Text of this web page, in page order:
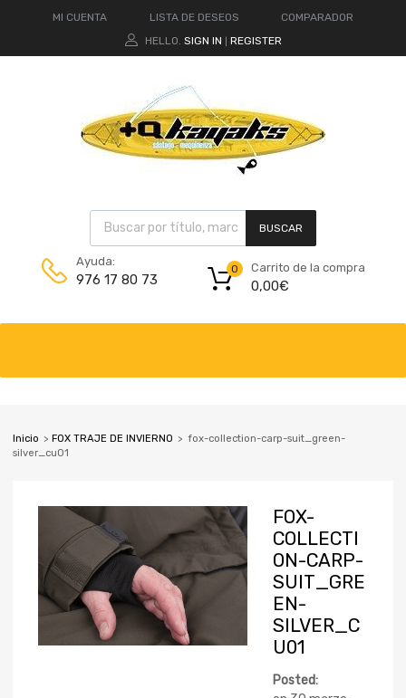
MI CUENTA LISTA DE DESEOS
COMPARADOR
HELLO. SIGN IN REGISTER
BUSCAR
Ayuda:
976 17 80 73
Carrito de la compra
0,00€
0
Inicio > FOX TRAJE DE INVIERNO > fox-collection-carp-suit_green-
silver_cu01
FOX-
COLLECTI
ON-CARP-
SUIT_GRE
EN-
SILVER_C
U01
Posted: